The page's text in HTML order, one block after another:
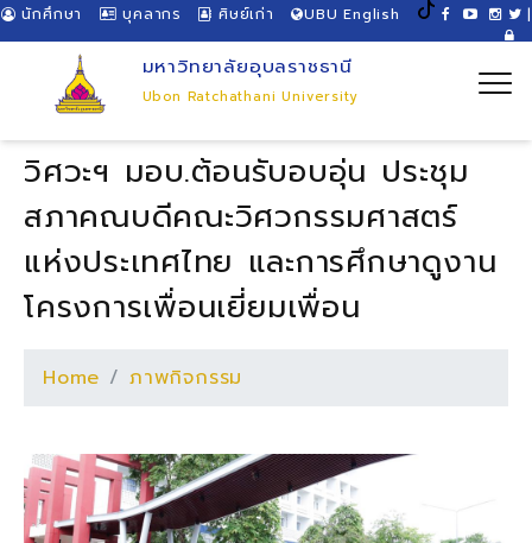
นักศึกษา บุคลากร ศิษย์เก่า UBU English |
มหาวิทยาลัยอุบลราชธานี
Ubon Ratchathani University
วิศวะฯ มอบ.ต้อนรับอบอุ่น ประชุม
สภาคณบดีคณะวิศวกรรมศาสตร์
แห่งประเทศไทย และการศึกษาดูงาน
โครงการเพื่อนเยี่ยมเพื่อน
Home ภาพกิจกรรม